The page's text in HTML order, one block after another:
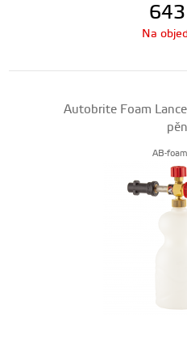
643
Na
Autobrite Foam
AB-